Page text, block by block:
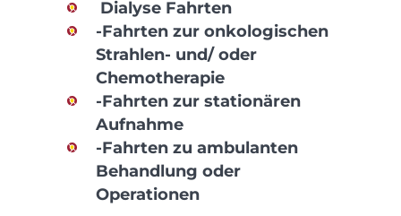
Dialyse Fahrten
-Fahrten zur onkologischen
Strahlen- und/ oder
Chemotherapie
-Fahrten zur stationären
Aufnahme
-Fahrten zu ambulanten
Behandlung oder
Operationen